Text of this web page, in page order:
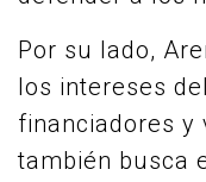
Por su lado,
los intereses
financiadores y
también busca